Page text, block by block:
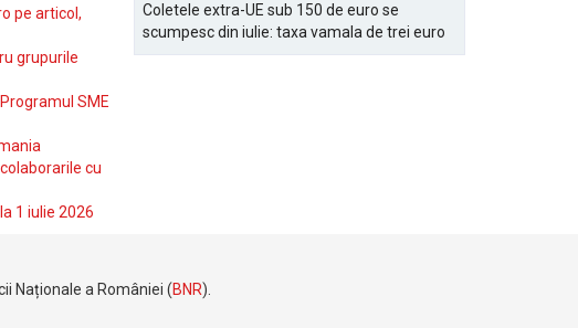
pe articol,
grupurile
SME
cu
1 iulie 2026
Coletele extra-UE sub 150 de euro se
scumpesc din iulie: taxa vamala de trei euro
pe articol, adaugata la taxa logistica
Naționale a României (BNR).